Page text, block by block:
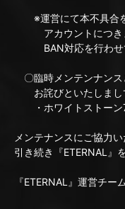
※運営にて本不具合を
アカウントにつきま
BAN対応を行わせて
〇臨時メンテンナン
お詫びといたしまし
・ホワイトストーン
メンテナンスにご協力
引き続き『ETERNAL』
『ETERNAL』運営チー